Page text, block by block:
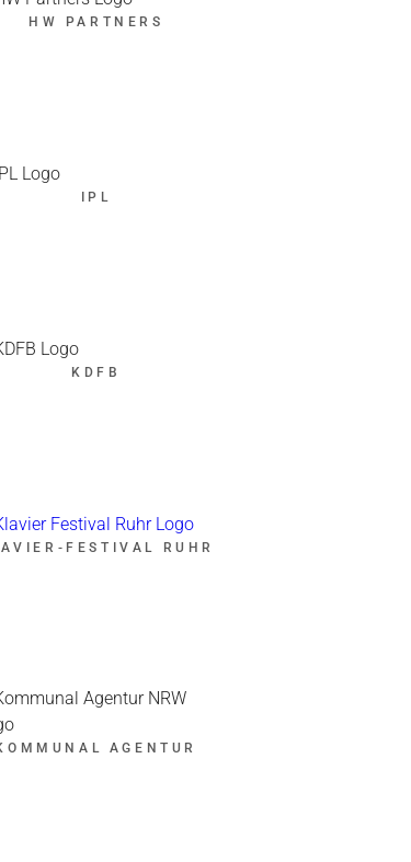
HW PARTNERS
IPL
KDFB
FESTIVAL RUHR
AGENTUR